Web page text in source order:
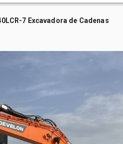
7 Excavadora de Cadenas